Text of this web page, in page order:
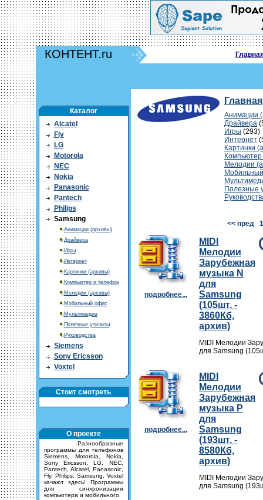
КОНТЕНТ.ru
Каталог
Alcatel
Fly
LG
Motorola
NEC
Nokia
Panasonic
Pantech
Philips
Samsung
Анимации (архивы)
Драйвера
Игры
Интернет
Картинки (архивы)
Компьютер и телефон
Мелодии (архивы)
Мобильный офис
Мультимедиа
Полезные утилиты
Руководства
Siemens
Sony Ericsson
Voxtel
Стоит смотреть
О проекте
Разнообразные
программы для телефонов
Siemens, Motorola, Nokia,
Sony Ericsson, LG, NEC,
Pantech, Alcatel, Panasonic,
Fly, Philips, Samsung, Voxtel
качают здесь! Программы
для синхронизации
компьютера и мобильного.
Главная
Анимации
Драйвера
Игры (293)
Интернет
Картинки
Мелодии
Полезные
<< пред 1
подробнее...
MIDI
Мелодии
Зарубежная
музыка N
для
Samsung
(105шт. -
3860Кб,
архив)
MIDI Мелодии
для Samsung
подробнее...
MIDI
Мелодии
Зарубежная
музыка P
для
Samsung
(193шт. -
8580Кб,
архив)
MIDI Мелодии
для Samsung